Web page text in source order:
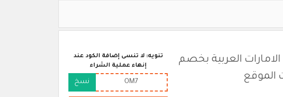
نمشي 2026 في الامارات العربية بخصم
تنويه: لا تنسى إضافة الكود عند
إنهاء عملية الشراء
OM7 نسخ